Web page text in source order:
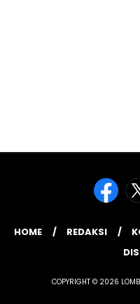
HOME REDAKSI
COPYRIGHT © 2026